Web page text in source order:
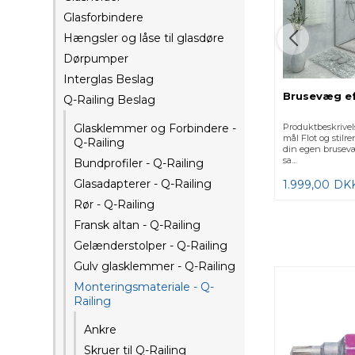
Glasforbindere
Hængsler og låse til glasdøre
Dørpumper
Interglas Beslag
Q-Railing Beslag
Glasklemmer og Forbindere -
Q-Railing
Bundprofiler - Q-Railing
Glasadapterer - Q-Railing
Rør - Q-Railing
Fransk altan - Q-Railing
Gelænderstolper - Q-Railing
Gulv glasklemmer - Q-Railing
Monteringsmateriale - Q-
Railing
Ankre
Skruer til Q-Railing
Brusevæg
mål Flot og
din egen
sa...
1.999,00